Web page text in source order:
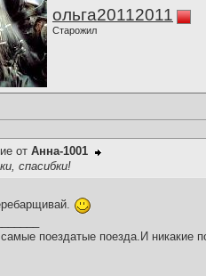
ольга20112011
Старожил
от Анна-1001
спасибки!
поездатые поезда.И никакие